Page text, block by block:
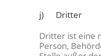
j) Dritter
Dritter ist eine
Person,